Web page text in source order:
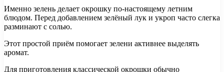
Именно зелень делает окрошку по-настоящему летним
блюдом. Перед добавлением зелёный лук и укроп часто слегка
разминают с солью.
Этот простой приём помогает зелени активнее выделять
аромат.
Для приготовления классической окрошки обычно